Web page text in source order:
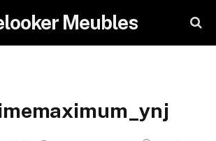
Meubles